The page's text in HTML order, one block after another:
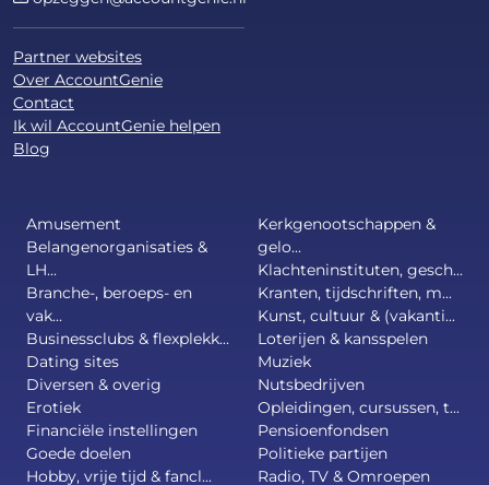
Partner websites
Over AccountGenie
Contact
Ik wil AccountGenie helpen
Blog
Amusement
Belangenorganisaties &
LH...
Branche-, beroeps- en
vak...
Businessclubs & flexplekk...
Dating sites
Diversen & overig
Erotiek
Financiële instellingen
Goede doelen
Hobby, vrije tijd & fancl...
Kerkgenootschappen &
gelo...
Klachteninstituten, gesch...
Kranten, tijdschriften, m...
Kunst, cultuur & (vakanti...
Loterijen & kansspelen
Muziek
Nutsbedrijven
Opleidingen, cursussen, t...
Pensioenfondsen
Politieke partijen
Radio, TV & Omroepen